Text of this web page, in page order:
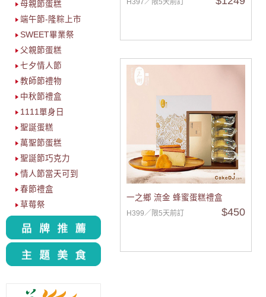
母親節蛋糕
端午節-隆粽上市
SWEET畢業祭
父親節蛋糕
七夕情人節
教師節禮物
中秋節禮盒
1111單身日
聖誕蛋糕
萬聖節蛋糕
聖誕節巧克力
情人節當天可到
春節禮盒
草莓祭
H397／限5天前訂
一之鄉 流金 蜂蜜蛋糕禮盒
H399／限5天前訂 $450